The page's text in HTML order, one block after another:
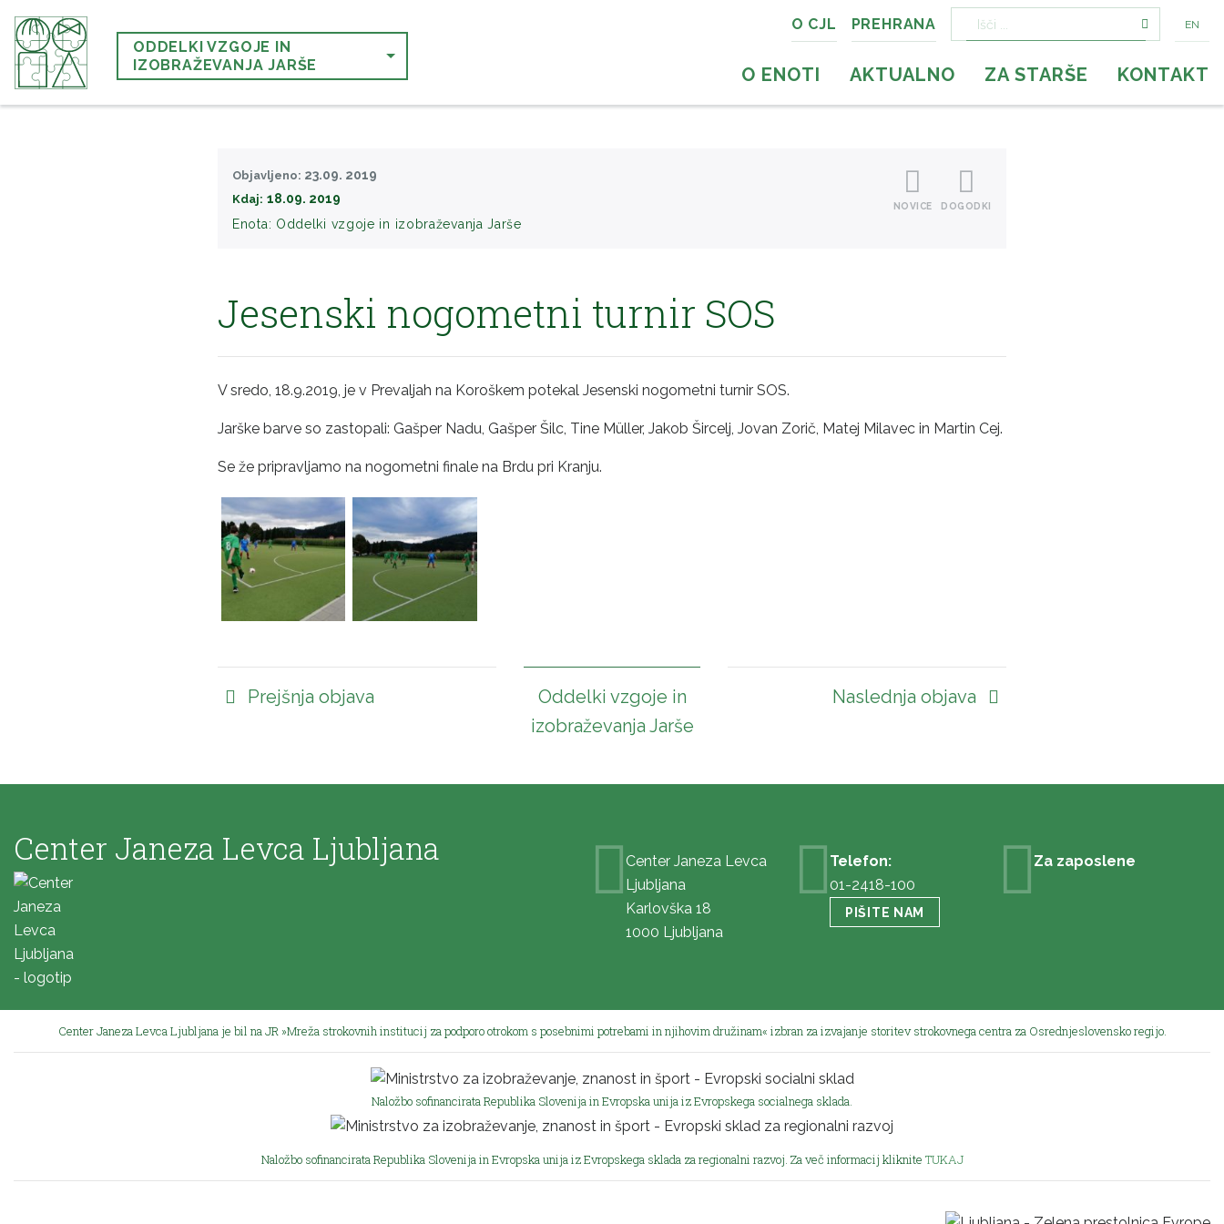
ODDELKI VZGOJE IN
IZOBRAŽEVANJA JARŠE
EN
O CJL PREHRANA
O ENOTI AKTUALNO ZA STARŠE KONTAKT
Objavljeno: 23.09. 2019
Kdaj: 18.09. 2019
Enota: Oddelki vzgoje in izobraževanja Jarše
DOGODKI
NOVICE
Jesenski nogometni turnir SOS
V sredo, 18.9.2019, je v Prevaljah na Koroškem potekal Jesenski nogometni turnir SOS.
Jarške barve so zastopali: Gašper Nadu, Gašper Šilc, Tine Müller, Jakob Šircelj, Jovan Zorič, Matej Milavec in Martin Cej.
Se že pripravljamo na nogometni finale na Brdu pri Kranju.
Prejšnja objava
Oddelki vzgoje in
izobraževanja Jarše
Naslednja objava
Center Janeza Levca Ljubljana
Center Janeza Levca
Ljubljana
Karlovška 18
1000 Ljubljana
Telefon:
01-2418-100
PIŠITE NAM
Za zaposlene
Center Janeza Levca Ljubljana je bil na JR »Mreža strokovnih institucij za podporo otrokom s posebnimi potrebami in njihovim družinam« izbran za izvajanje storitev strokovnega centra za Osrednjeslovensko regijo.
Naložbo sofinancirata Republika Slovenija in Evropska unija iz Evropskega socialnega sklada.
Naložbo sofinancirata Republika Slovenija in Evropska unija iz Evropskega sklada za regionalni razvoj. Za več informacij kliknite TUKAJ